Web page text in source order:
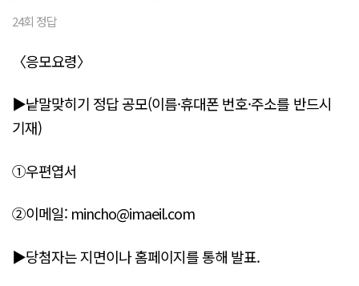
24회 정답
〈응모요령〉
▶낱말맞히기 정답 공모(이름·휴대폰 번호·주소를 반드시
기재)
①우편엽서
②이메일: mincho@imaeil.com
▶당첨자는 지면이나 홈페이지를 통해 발표.